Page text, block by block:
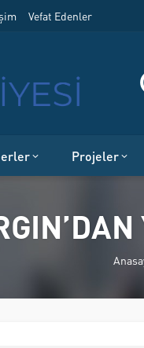
Vefat Edenler
Projeler